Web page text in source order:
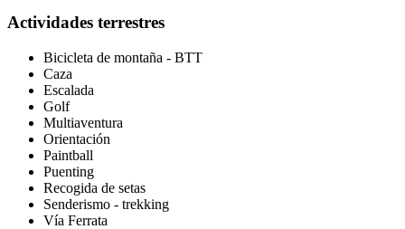
Actividades terrestres
Bicicleta de montaña - BTT
Caza
Escalada
Golf
Multiaventura
Orientación
Paintball
Puenting
Recogida de setas
Senderismo - trekking
Vía Ferrata